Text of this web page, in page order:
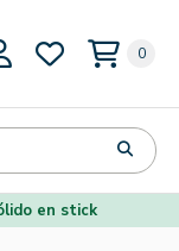
0
en stick